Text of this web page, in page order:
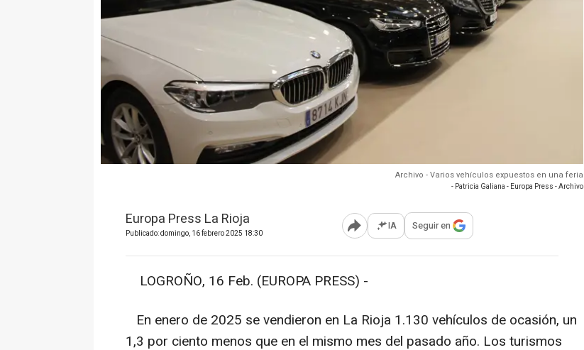
Archivo - Varios vehículos expuestos en una feria
- Patricia Galiana - Europa Press - Archivo
Europa Press La Rioja
Publicado: domingo, 16 febrero 2025 18:30 Abrir opciones para compartir
IA Seguir en
LOGROÑO, 16 Feb. (EUROPA PRESS) -
En enero de 2025 se vendieron en La Rioja 1.130 vehículos de ocasión, un
1,3 por ciento menos que en el mismo mes del pasado año. Los turismos